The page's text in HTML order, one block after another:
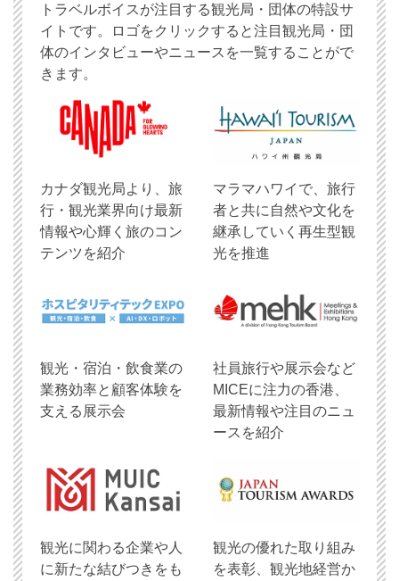
トラベルボイスが注目する観光局・団体の特設サ
イトです。ロゴをクリックすると注目観光局・団
体のインタビューやニュースを一覧することがで
きます。
​カナダ観光局より、旅
行・観光業界向け最新
情報や心輝く旅のコン
テンツを紹介
マラマハワイで、旅行
者と共に自然や文化を
継承していく再生型観
光を推進
観光・宿泊・飲食業の
業務効率と顧客体験を
支える展示会
社員旅行や展示会など
MICEに注力の香港、
最新情報や注目のニュ
ースを紹介
観光に関わる企業や人
に新たな結びつきをも
観光の優れた取り組み
を表彰、観光地経営か